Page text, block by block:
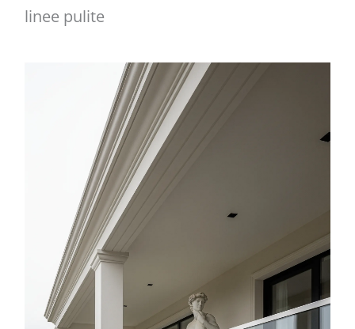
linee pulite